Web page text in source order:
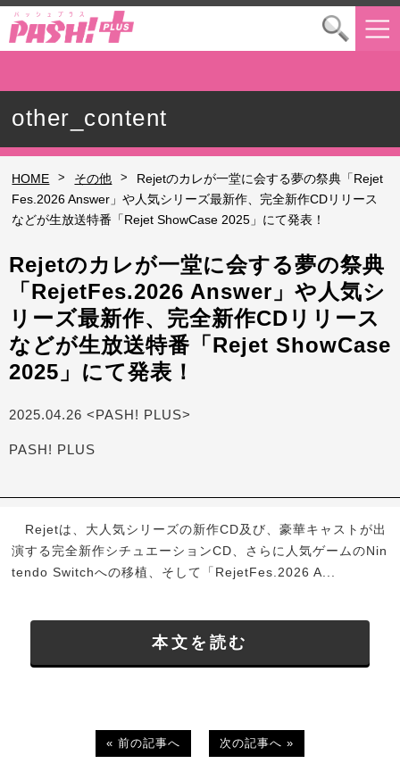
other_content
HOME > その他 >
Rejetのカレが一堂に会する夢の祭典「Rejet
Fes.2026 Answer」や人気シリーズ最新作、完全新作CDリリース
などが生放送特番「Rejet ShowCase 2025」にて発表！
Rejetのカレが一堂に会する夢の祭典
「RejetFes.2026 Answer」や人気シ
リーズ最新作、完全新作CDリリース
などが生放送特番「Rejet ShowCase
2025」にて発表！
2025.04.26 <PASH! PLUS>
PASH! PLUS
Rejetは、大人気シリーズの新作CD及び、豪華キャストが出
演する完全新作シチュエーションCD、さらに人気ゲームのNin
tendo Switchへの移植、そして「RejetFes.2026 A...
本文を読む
« 前の記事へ 次の記事へ »